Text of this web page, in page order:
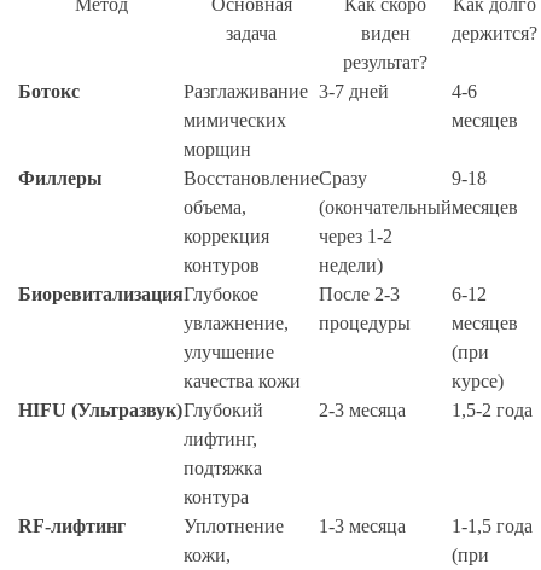
Метод
Основная
задача
Как скоро
виден
результат?
Как долго
держится?
Ботокс
Разглаживание
мимических
морщин
3-7 дней
4-6
месяцев
Филлеры
Восстановление
объема,
коррекция
контуров
Сразу
(окончательный
через 1-2
недели)
9-18
месяцев
БиоревитализацияГлубокое
увлажнение,
улучшение
качества кожи
После 2-3
процедуры
6-12
месяцев
(при
курсе)
HIFU (Ультразвук)Глубокий
лифтинг,
подтяжка
контура
2-3 месяца 1,5-2 года
RF-лифтинг
Уплотнение
кожи,
1-3 месяца
1-1,5 года
(при